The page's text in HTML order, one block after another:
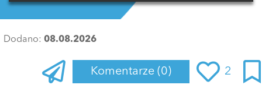
Dodano: 08.08.2026
Komentarze (0) 2